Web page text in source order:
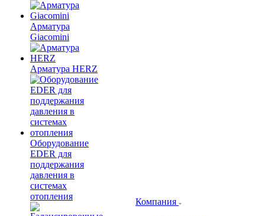
Арматура
Giacomini
Арматура HERZ
Оборудование
EDER для
поддержания
давления в
системах
отопления
Компания